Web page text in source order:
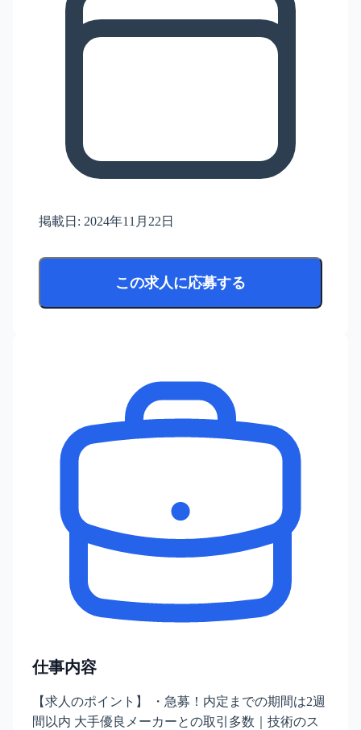
掲載日: 2024年11月22日
この求人に応募する
仕事内容
【求人のポイント】 ・急募！内定までの期間は2週
間以内 大手優良メーカーとの取引多数｜技術のス